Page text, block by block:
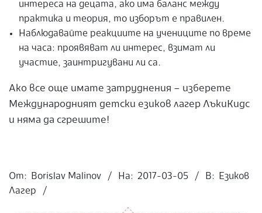
интереса на децата, ако има баланс между
практика и теория, то изборът е правилен.
Наблюдавайте реакциите на учениците по време
на часа: проявяват ли интерес, взимат ли
участие, заинтригувани ли са.
Ако все още имате затруднения – изберете
Международният детски езиков лагер ЛъкиКидс
и няма да сгрешите!
03-
05
От: Borislav Malinov На: 2017-03-05 В:
Езиков
Лагер